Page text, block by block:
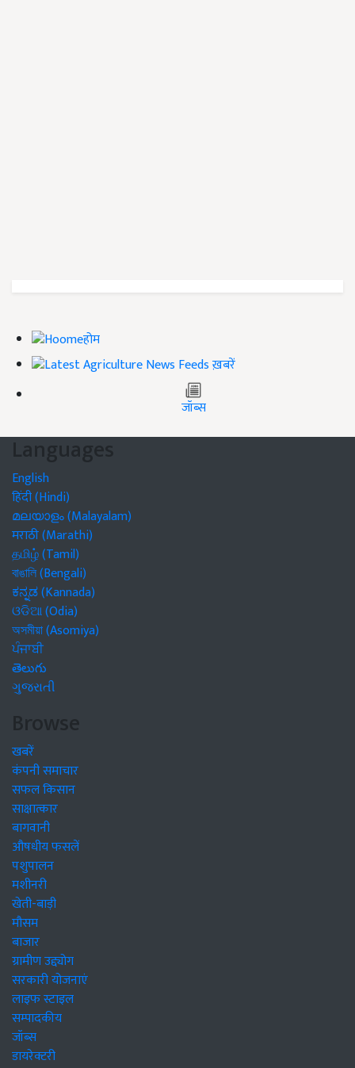
होम
ख़बरें
जॉब्स
Languages
English
हिंदी (Hindi)
മലയാളം (Malayalam)
मराठी (Marathi)
தமிழ் (Tamil)
বাঙালি (Bengali)
ಕನ್ನಡ (Kannada)
ଓଡିଆ (Odia)
অসমীয়া (Asomiya)
ਪੰਜਾਬੀ
తెలుగు
ગુજરાતી
Browse
खबरें
कंपनी समाचार
सफल किसान
साक्षात्कार
बागवानी
औषधीय फसलें
पशुपालन
मशीनरी
खेती-बाड़ी
मौसम
बाजार
ग्रामीण उद्द्योग
सरकारी योजनाएं
लाइफ स्टाइल
सम्पादकीय
जॉब्स
डायरेक्टरी